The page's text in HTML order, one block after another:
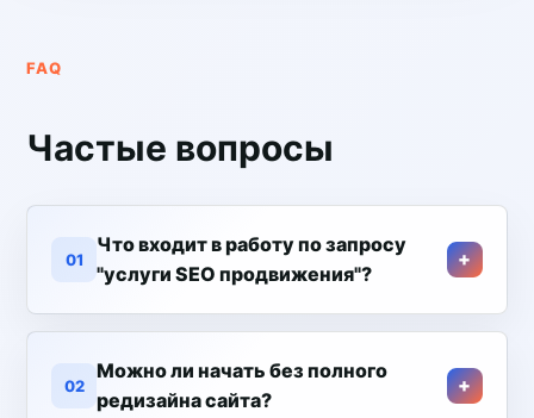
FAQ
Частые вопросы
01
Что входит в работу по запросу
"услуги SEO продвижения"?
02
Можно ли начать без полного
редизайна сайта?